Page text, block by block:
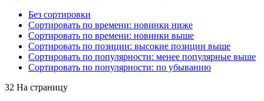
Без сортировки
Сортировать по времени: новинки ниже
Сортировать по времени: новинки выше
Сортировать по позиции: высокие позиции выше
Сортировать по популярности: менее популярные выше
Сортировать по популярности: по убыванию
32 На страницу